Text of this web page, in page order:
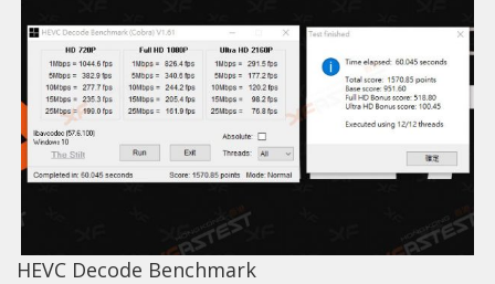
HEVC Decode Benchmark